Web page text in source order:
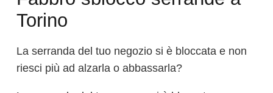
Torino
La serranda del tuo negozio si è bloccata e non
riesci più ad alzarla o abbassarla?